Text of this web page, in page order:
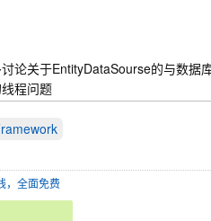
论关于EntityDataSourse的与数
程问题
，全面免费